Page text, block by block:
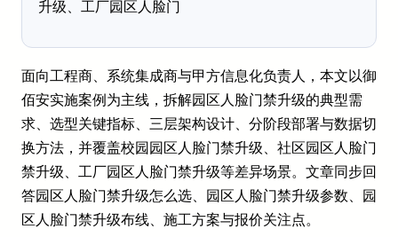
升级、工厂园区人脸门
面向工程商、系统集成商与甲方信息化负责人，本文以御
佰安实施案例为主线，拆解园区人脸门禁升级的典型需
求、选型关键指标、三层架构设计、分阶段部署与数据切
换方法，并覆盖校园园区人脸门禁升级、社区园区人脸门
禁升级、工厂园区人脸门禁升级等差异场景。文章同步回
答园区人脸门禁升级怎么选、园区人脸门禁升级参数、园
区人脸门禁升级布线、施工方案与报价关注点。